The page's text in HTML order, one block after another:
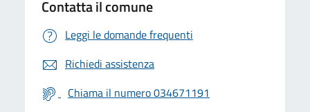
Contatta il comune
Leggi le domande frequenti
Richiedi assistenza
Chiama il numero 034671191